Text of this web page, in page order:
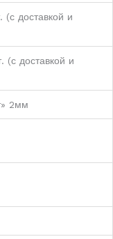
доставкой и
доставкой и
2мм